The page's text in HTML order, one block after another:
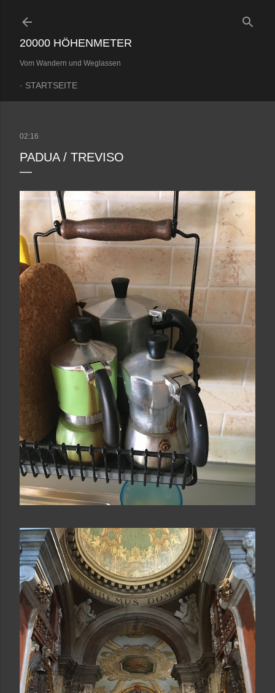
20000 HÖHENMETER
Vom Wandern und Weglassen
STARTSEITE
02:16
PADUA / TREVISO